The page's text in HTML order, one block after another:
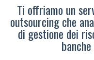
Ti offriamo un
outsourcing che
di gestione dei